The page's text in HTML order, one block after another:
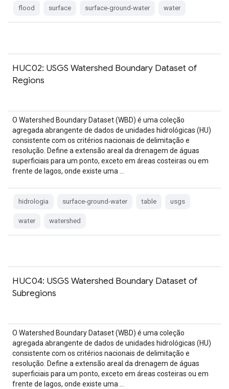
flood surface surface-ground-water water
HUC02: USGS Watershed Boundary Dataset of
Regions
O Watershed Boundary Dataset (WBD) é uma coleção
agregada abrangente de dados de unidades hidrológicas (HU)
consistente com os critérios nacionais de delimitação e
resolução. Define a extensão areal da drenagem de águas
superficiais para um ponto, exceto em áreas costeiras ou em
frente de lagos, onde existe uma …
hidrologia surface-ground-water table usgs
water watershed
HUC04: USGS Watershed Boundary Dataset of
Subregions
O Watershed Boundary Dataset (WBD) é uma coleção
agregada abrangente de dados de unidades hidrológicas (HU)
consistente com os critérios nacionais de delimitação e
resolução. Define a extensão areal da drenagem de águas
superficiais para um ponto, exceto em áreas costeiras ou em
frente de lagos, onde existe uma …